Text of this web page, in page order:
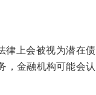
上会被视为潜在债
，金融机构可能会认